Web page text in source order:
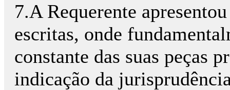
7.A Requerente
escritas, onde
constante das suas peças
indicação da